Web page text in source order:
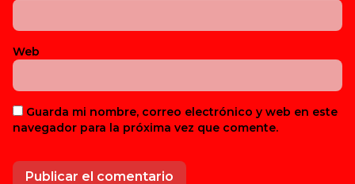
Web
Guarda mi nombre, correo electrónico y web en este
navegador para la próxima vez que comente.